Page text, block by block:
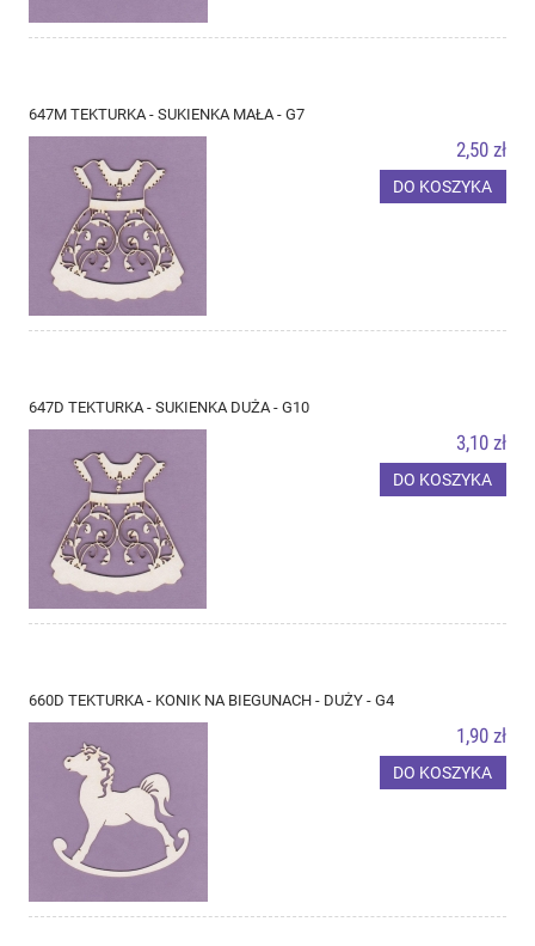
647M TEKTURKA - SUKIENKA MAŁA - G7
2,50 zł
DO KOSZYKA
647D TEKTURKA - SUKIENKA DUŻA - G10
3,10 zł
DO KOSZYKA
660D TEKTURKA - KONIK NA BIEGUNACH - DUŻY - G4
1,90 zł
DO KOSZYKA